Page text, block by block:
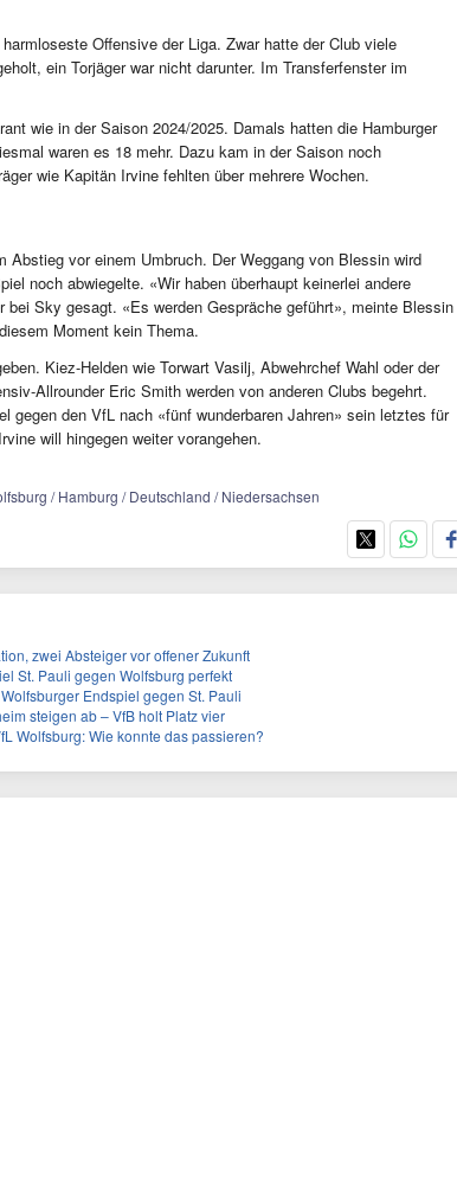
Offensive der Liga. Zwar hatte der Club viele
ein Torjäger war nicht darunter. Im Transferfenster im
wie in der Saison 2024/2025. Damals hatten die Hamburger
waren es 18 mehr. Dazu kam in der Saison noch
wie Kapitän Irvine fehlten über mehrere Wochen.
vor einem Umbruch. Der Weggang von Blessin wird
noch abwiegelte. «Wir haben überhaupt keinerlei andere
bei Sky gesagt. «Es werden Gespräche geführt», meinte Blessin
Moment kein Thema.
Kiez-Helden wie Torwart Vasilj, Abwehrchef Wahl oder der
Allrounder Eric Smith werden von anderen Clubs begehrt.
gegen den VfL nach «fünf wunderbaren Jahren» sein letztes für
will hingegen weiter vorangehen.
/ Hamburg / Deutschland / Niedersachsen
zwei Absteiger vor offener Zukunft
St. Pauli gegen Wolfsburg perfekt
Endspiel gegen St. Pauli
steigen ab – VfB holt Platz vier
Wolfsburg: Wie konnte das passieren?